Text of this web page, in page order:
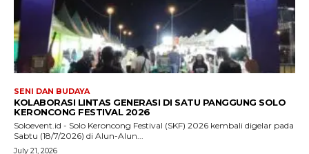
SENI DAN BUDAYA
KOLABORASI LINTAS GENERASI DI SATU PANGGUNG SOLO
KERONCONG FESTIVAL 2026
Soloevent.id - Solo Keroncong Festival (SKF) 2026 kembali digelar pada
Sabtu (18/7/2026) di Alun-Alun...
July 21, 2026